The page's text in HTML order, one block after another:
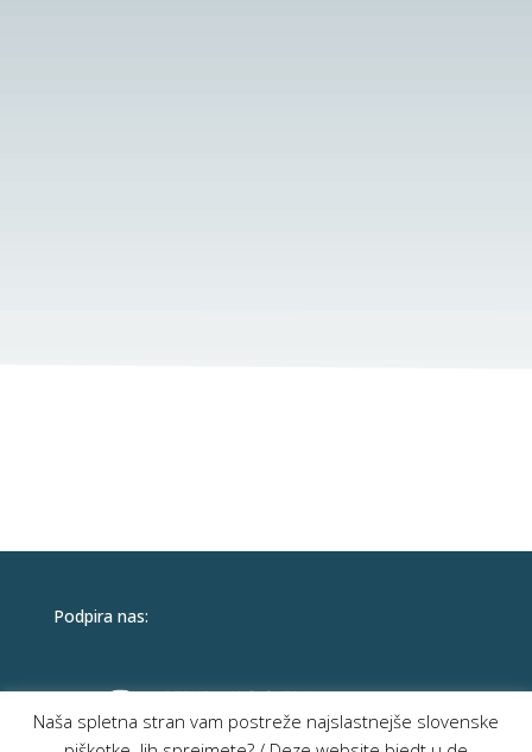
Podpira nas:
Naša spletna stran vam postreže najslastnejše slovenske